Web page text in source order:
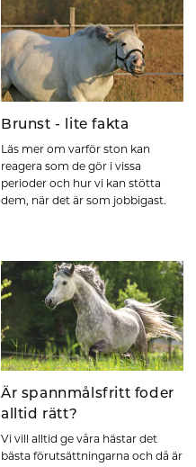
Brunst - lite fakta
Läs mer om varför ston kan
reagera som de gör i vissa
perioder och hur vi kan stötta
dem, när det är som jobbigast.
Är spannmålsfritt foder
alltid rätt?
Vi vill alltid ge våra hästar det
bästa förutsättningarna och då är